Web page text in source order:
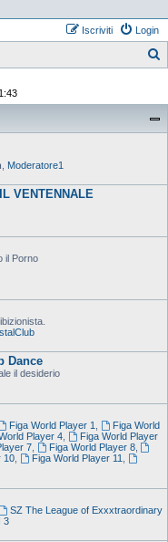
Login
Iscriviti
Moderatore1
VENTENNALE
il Porno
Dance
il desiderio
Figa World Player 1
Figa World
Player 4,
Figa World Player
7, Figa World Player 8,
10, Figa World Player 11
SZ The League of Exxxtraordinary
3